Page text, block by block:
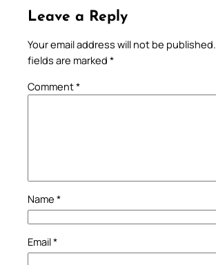
Leave a Reply
Your email address will not be published.
fields are marked *
Comment*
Name *
Email*